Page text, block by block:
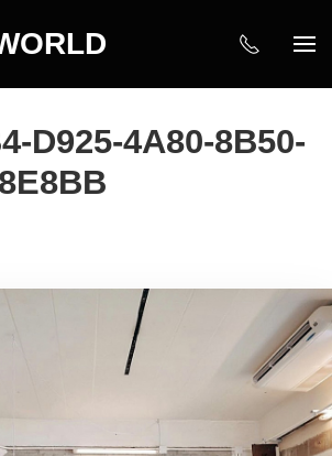
D925-4A80-8B50-